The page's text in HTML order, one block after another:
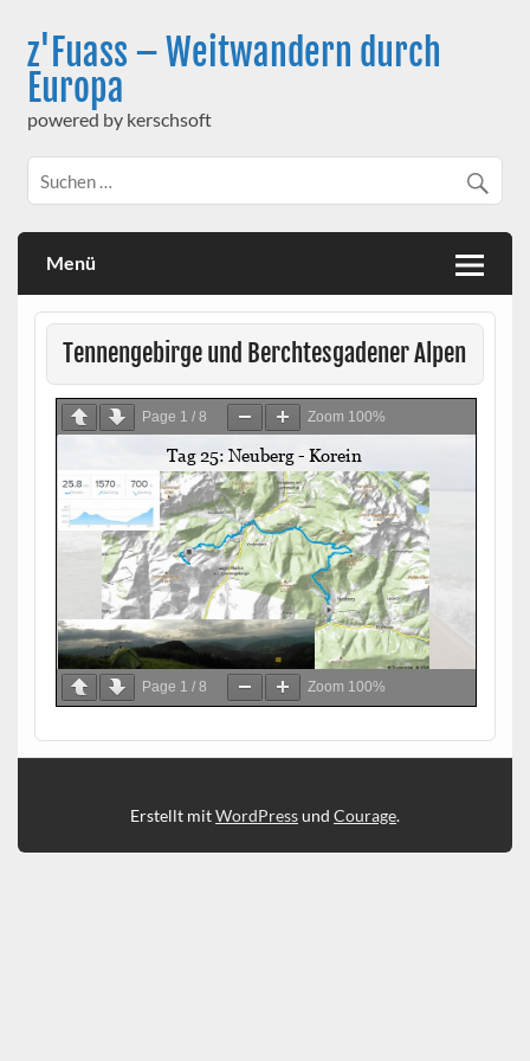
contentz'Fuass – Weitwandern durch
Europa
powered by kerschsoft
Menü
Tennengebirge und Berchtesgadener Alpen
Page 1 / 8 Zoom 100%
Page 1 / 8 Zoom 100%
Erstellt mitWordPressund Courage.